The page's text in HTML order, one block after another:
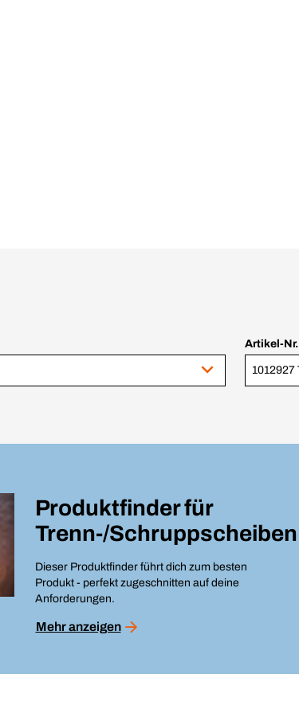
Artikel-Nr.
Produktfinder für
Trenn-/Schruppscheiben
Dieser Produktfinder führt dich zum besten
Produkt - perfekt zugeschnitten auf deine
Anforderungen.
Mehr anzeigen